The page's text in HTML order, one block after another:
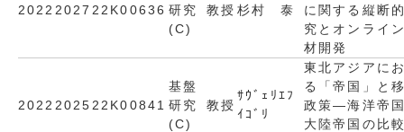
2022 2027 22K00636 研究
(C)
教授 杉村 泰
に関する縦断
究とオンライ
材開発
2022 2025 22K00841
基盤
研究
(C)
教授
ｻｳﾞｪﾘｴﾌ
ｲｺﾞﾘ
東北アジアに
る「帝国」と
政策―海洋帝
大陸帝国の比